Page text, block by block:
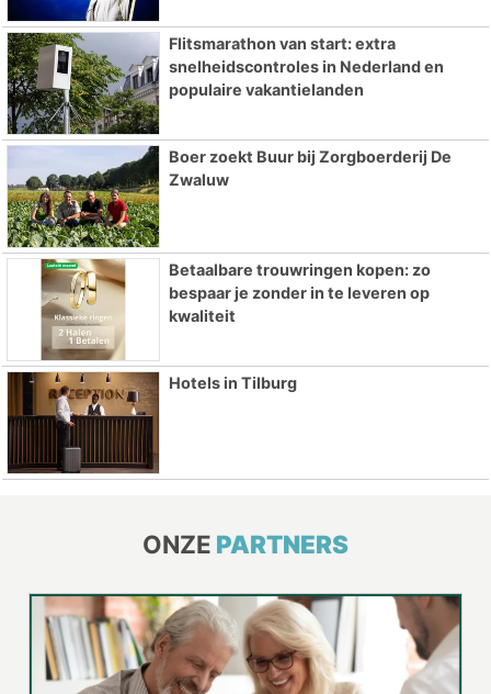
Flitsmarathon van start: extra
snelheidscontroles in Nederland en
populaire vakantielanden
Boer zoekt Buur bij Zorgboerderij De
Zwaluw
Betaalbare trouwringen kopen: zo
bespaar je zonder in te leveren op
kwaliteit
Hotels in Tilburg
ONZE PARTNERS